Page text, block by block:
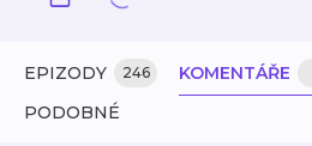
EPIZODY 246 KOMENTÁŘE
PODOBNÉ